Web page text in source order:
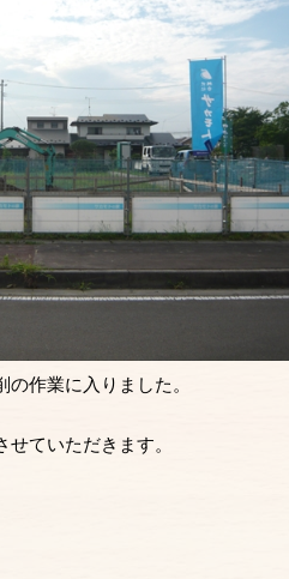
作業に入りました。
せていただきます。